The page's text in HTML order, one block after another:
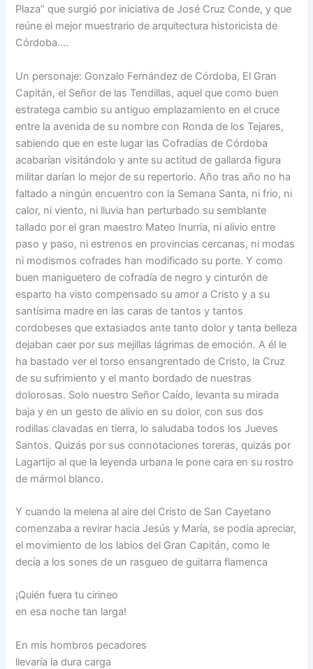
Plaza” que surgió por iniciativa de José Cruz Conde, y que
reúne el mejor muestrario de arquitectura historicista de
Córdoba….
Un personaje: Gonzalo Fernández de Córdoba, El Gran
Capitán, el Señor de las Tendillas, aquel que como buen
estratega cambio su antiguo emplazamiento en el cruce
entre la avenida de su nombre con Ronda de los Tejares,
sabiendo que en este lugar las Cofradías de Córdoba
acabarían visitándolo y ante su actitud de gallarda figura
militar darían lo mejor de su repertorio. Año tras año no ha
faltado a ningún encuentro con la Semana Santa, ni frio, ni
calor, ni viento, ni lluvia han perturbado su semblante
tallado por el gran maestro Mateo Inurria, ni alivio entre
paso y paso, ni estrenos en provincias cercanas, ni modas
ni modismos cofrades han modificado su porte. Y como
buen maniguetero de cofradía de negro y cinturón de
esparto ha visto compensado su amor a Cristo y a su
santísima madre en las caras de tantos y tantos
cordobeses que extasiados ante tanto dolor y tanta belleza
dejaban caer por sus mejillas lágrimas de emoción. A él le
ha bastado ver el torso ensangrentado de Cristo, la Cruz
de su sufrimiento y el manto bordado de nuestras
dolorosas. Solo nuestro Señor Caído, levanta su mirada
baja y en un gesto de alivio en su dolor, con sus dos
rodillas clavadas en tierra, lo saludaba todos los Jueves
Santos. Quizás por sus connotaciones toreras, quizás por
Lagartijo al que la leyenda urbana le pone cara en su rostro
de mármol blanco.
Y cuando la melena al aire del Cristo de San Cayetano
comenzaba a revirar hacia Jesús y María, se podía apreciar,
el movimiento de los labios del Gran Capitán, como le
decía a los sones de un rasgueo de guitarra flamenca
¡Quién fuera tu cirineo
en esa noche tan larga!
En mis hombros pecadores
llevaría la dura carga